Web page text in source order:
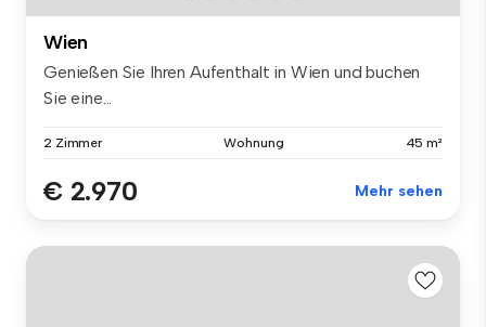
Wien
Genießen Sie Ihren Aufenthalt in Wien und buchen
Sie eine...
2 Zimmer Wohnung 45 m²
€ 2.970 Mehr sehen